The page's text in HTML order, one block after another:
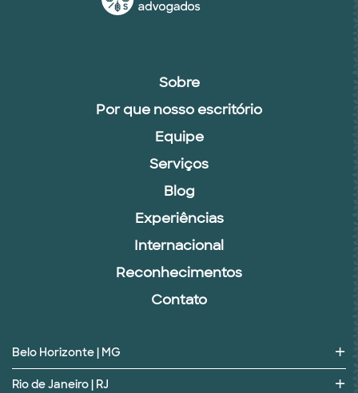
Sobre
Por que nosso escritório
Equipe
Serviços
Blog
Experiências
Internacional
Reconhecimentos
Contato
Belo Horizonte | MG
Rio de Janeiro | RJ